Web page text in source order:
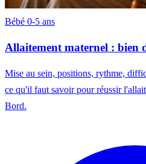
Bébé 0-5 ans
Allaitement maternel : bien
Mise au sein, positions, rythme,
ce qu'il faut savoir pour réussir
Bord.